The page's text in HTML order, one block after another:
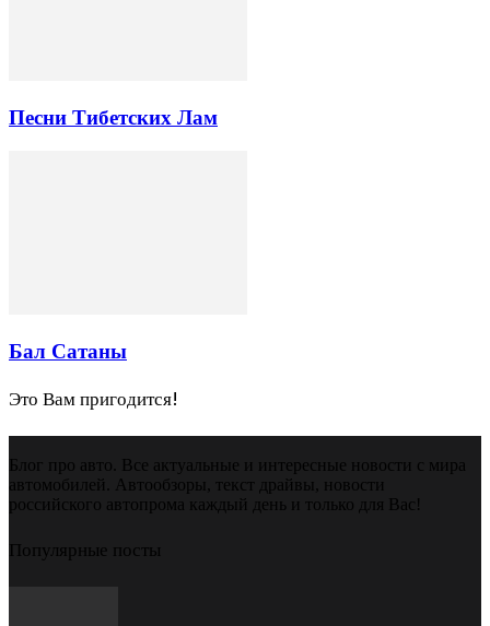
Песни Тибетских Лам
Бал Сатаны
Это Вам пригодится!
Блог про авто. Все актуальные и интересные новости с мира
автомобилей. Автообзоры, текст драйвы, новости
российского автопрома каждый день и только для Вас!
Популярные посты